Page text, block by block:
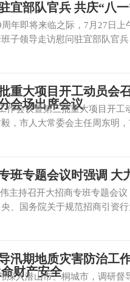
宜部队官兵 共庆“八
来临之际，7月27日上午
子领导走访慰问驻宜部队
重大项目开工动员会
会场出席会议
暨第三批重大项目开工动
，市人大常委会主任周东明
班专题会议时强调
召开大招商专班专题会议
、国务院关于规范招商引资
汛期地质灾害防治工
财产安全
山市、桐城市，调研督导